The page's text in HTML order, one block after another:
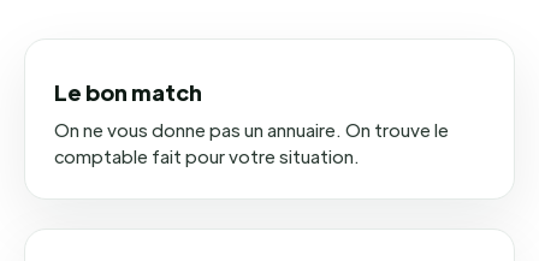
Le bon match
On ne vous donne pas un annuaire. On trouve le
comptable fait pour votre situation.